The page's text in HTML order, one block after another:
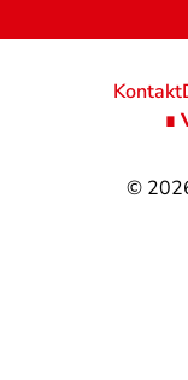
©
Kontakt
∎